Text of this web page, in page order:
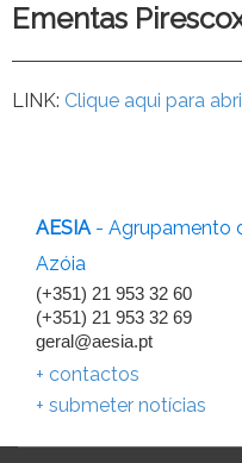
Ementas
LINK: Clique aqui para
AESIA- Agrupamento
Azóia
(+351) 21 953 32 60
(+351) 21 953 32 69
geral@aesia.pt
+ contactos
+ submeter notícias